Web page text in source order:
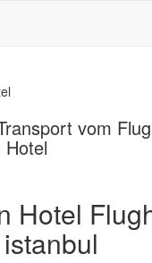
vom
Hotel